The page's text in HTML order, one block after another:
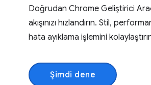
Doğrudan Chrome Geliştirici
akışınızı hızlandırın. Stil,
hata ayıklama işlemini
Şimdi dene